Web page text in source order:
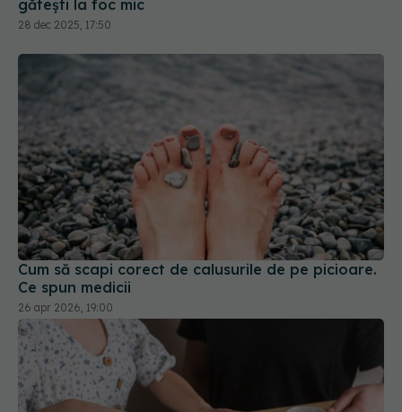
Cum să scapi corect de calusurile de pe picioare.
Ce spun medicii
26 apr 2026, 19:00